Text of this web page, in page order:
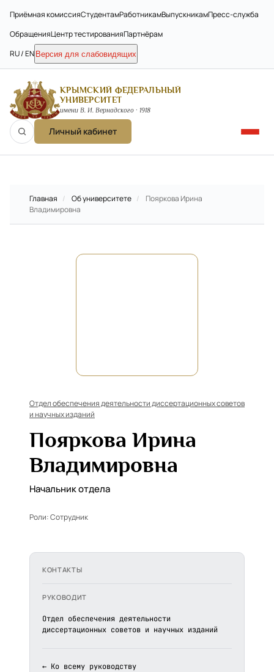
Приёмная комиссияСтудентамРаботникамВыпускникамПресс-служба
ОбращенияЦентр тестированияПартнёрам
RU / EN Версия для слабовидящих
КРЫМСКИЙ ФЕДЕРАЛЬНЫЙ
УНИВЕРСИТЕТ
имени В. И. Вернадского · 1918
Личный кабинет
Главная / Об университете /
Пояркова Ирина
Владимировна
Отдел обеспечения деятельности диссертационных советов
и научных изданий
Пояркова Ирина
Владимировна
Начальник отдела
Роли:Сотрудник
КОНТАКТЫ
РУКОВОДИТ
Отдел обеспечения деятельности
диссертационных советов и научных изданий
← Ко всему руководству